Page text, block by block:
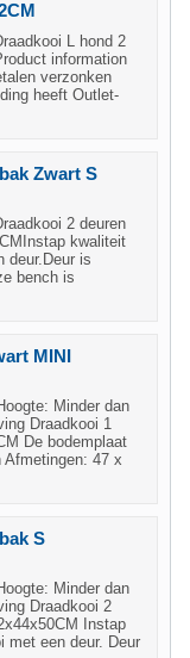
L hond 2
information
verzonken
heeft Outlet-
Zwart S
2 deuren
kwaliteit
deur.Deur is
bench is
MINI
Minder dan
Draadkooi 1
De bodemplaat
Afmetingen: 47 x
S
Minder dan
Draadkooi 2
Instap
met een deur. Deur